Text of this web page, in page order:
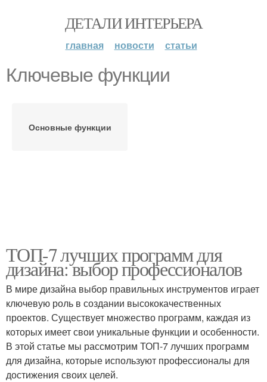
ДЕТАЛИ ИНТЕРЬЕРА
главная новости статьи
Ключевые функции
Основные функции
ТОП-7 лучших программ для
дизайна: выбор профессионалов
В мире дизайна выбор правильных инструментов играет
ключевую роль в создании высококачественных
проектов. Существует множество программ, каждая из
которых имеет свои уникальные функции и особенности.
В этой статье мы рассмотрим ТОП-7 лучших программ
для дизайна, которые используют профессионалы для
достижения своих целей.